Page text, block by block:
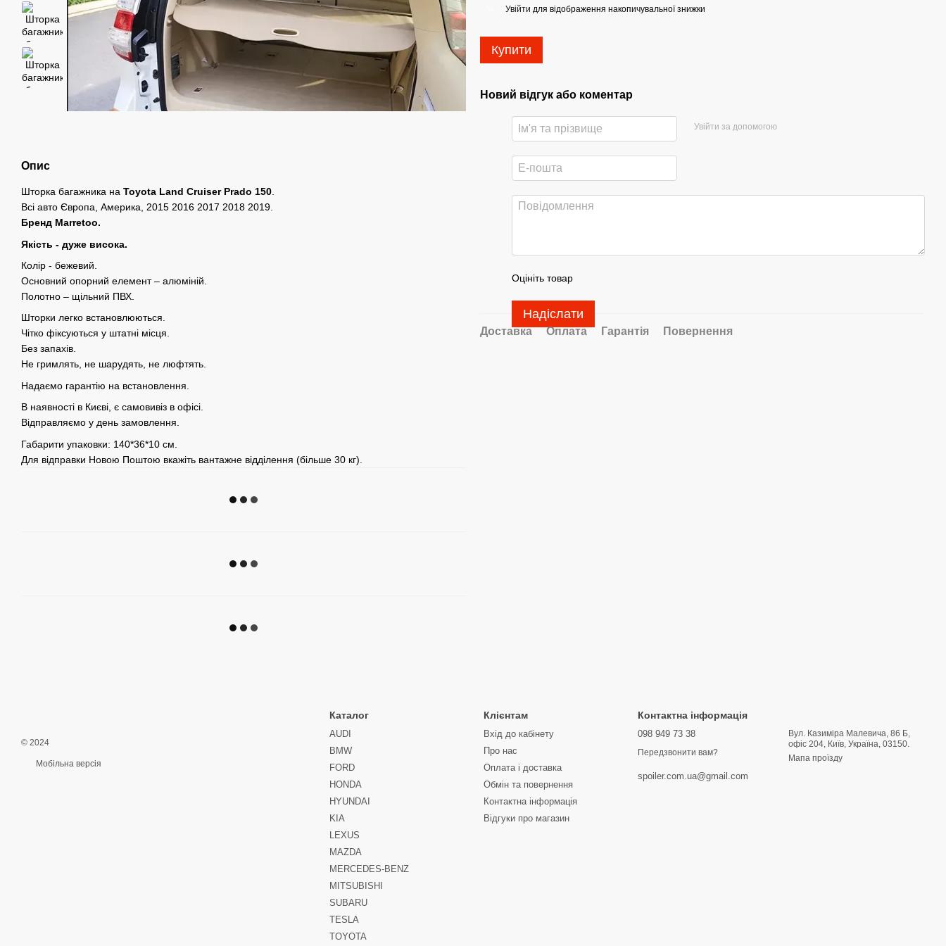
Опис
Шторка багажника на Toyota Land Cruiser Prado 150.
Всі авто Європа, Америка, 2015 2016 2017 2018 2019.
Бренд Marretoo.
Якість - дуже висока.
Колір - бежевий.
Основний опорний елемент – алюміній.
Полотно – щільний ПВХ.
Шторки легко встановлюються.
Чітко фіксуються у штатні місця.
Без запахів.
Не гримлять, не шарудять, не люфтять.
Надаємо гарантію на встановлення.
В наявності в Києві, є самовивіз в офісі.
Відправляємо у день замовлення.
Габарити упаковки: 140*36*10 см.
Для відправки Новою Поштою вкажіть вантажне відділення (більше 30 кг).
Увійти для відображення накопичувальної знижки
Купити
Новий відгук або коментар
Увійти за допомогою
Оцініть товар
Надіслати
Доставка Оплата Гарантія Повернення
© 2024
Мобільна версія
Каталог
AUDI
BMW
FORD
HONDA
HYUNDAI
KIA
LEXUS
MAZDA
MERCEDES-BENZ
MITSUBISHI
SUBARU
TESLA
TOYOTA
Клієнтам
Вхід до кабінету
Про нас
Оплата і доставка
Обмін та повернення
Контактна інформація
Відгуки про магазин
Контактна інформація
098 949 73 38
Передзвонити вам?
spoiler.com.ua@gmail.com
Вул. Казиміра Малевича, 86 Б,
офіс 204, Київ, Україна, 03150.
Мапа проїзду